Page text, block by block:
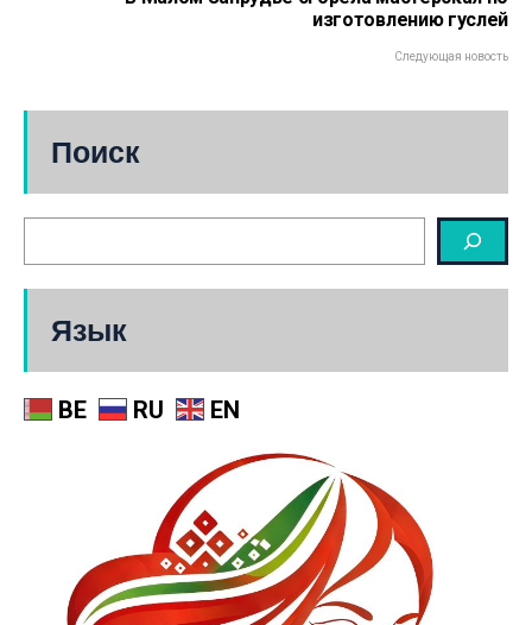
изготовлению гуслей
Следующая новость
Поиск
Язык
BE RU EN